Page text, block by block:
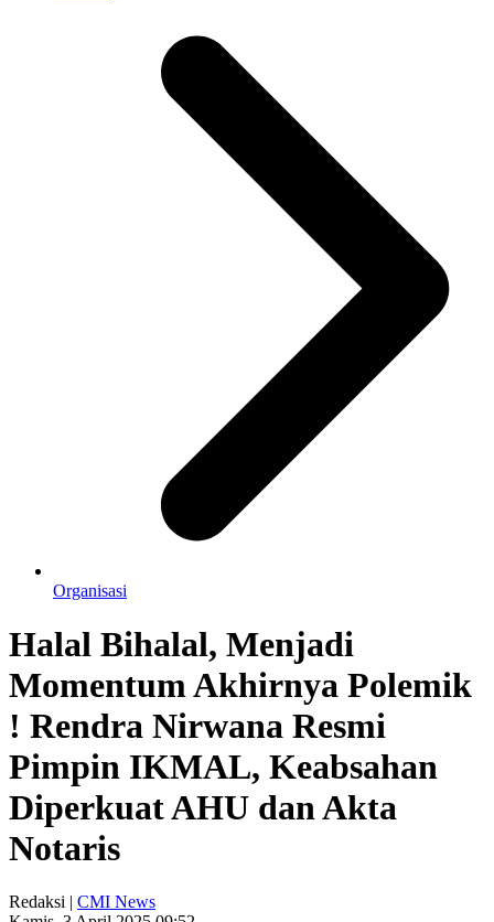
Organisasi
Halal Bihalal, Menjadi
Momentum Akhirnya Polemik
! Rendra Nirwana Resmi
Pimpin IKMAL, Keabsahan
Diperkuat AHU dan Akta
Notaris
Redaksi | CMI News